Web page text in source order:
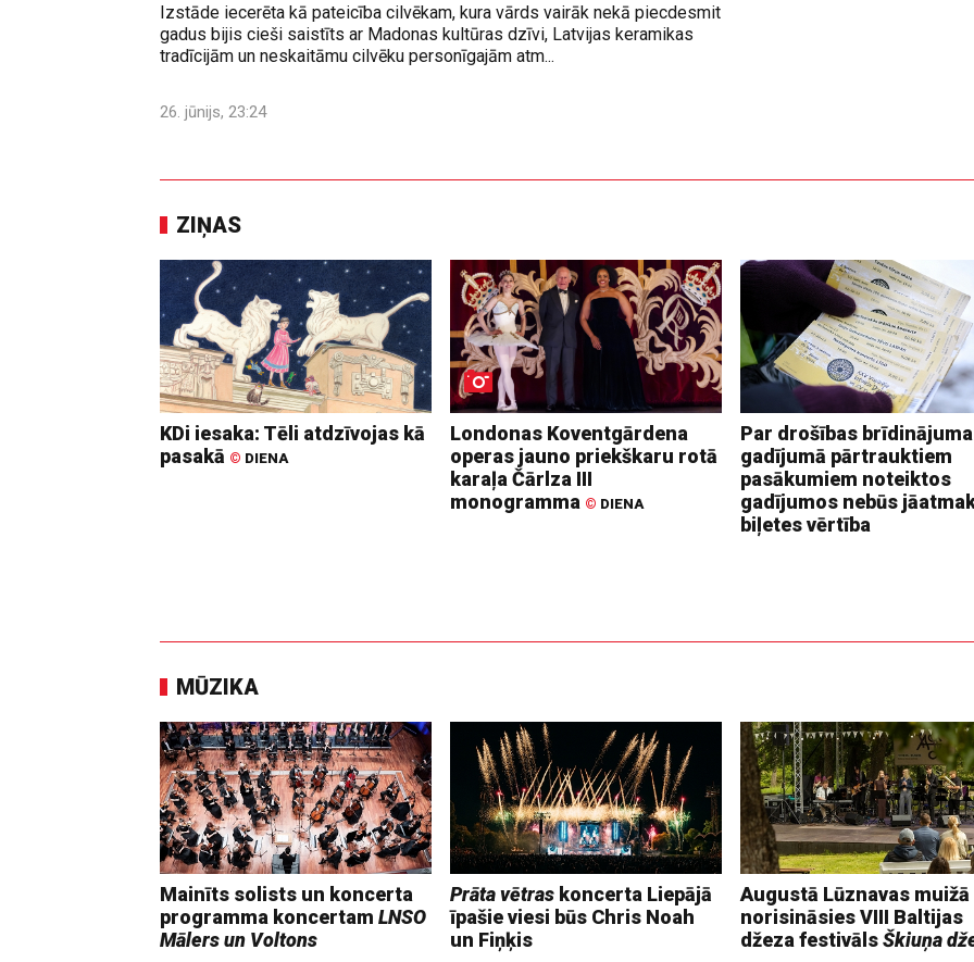
Izstāde iecerēta kā pateicība cilvēkam, kura vārds vairāk nekā piecdesmit
gadus bijis cieši saistīts ar Madonas kultūras dzīvi, Latvijas keramikas
tradīcijām un neskaitāmu cilvēku personīgajām atm...
26. jūnijs, 23:24
ZIŅAS
KDi iesaka: Tēli atdzīvojas kā
pasakā © DIENA
Londonas Koventgārdena
operas jauno priekškaru rotā
karaļa Čārlza III
monogramma © DIENA
Par drošības brīdinājuma
gadījumā pārtrauktiem
pasākumiem noteiktos
gadījumos nebūs
biļetes vērtība
MŪZIKA
Mainīts solists un koncerta
programma koncertam LNSO
Mālers un Voltons
Prāta vētraskoncerta Liepājā
īpašie viesi būs Chris Noah
un Fiņķis
Augustā Lūznavas muižā
norisināsies VIII Baltijas
džeza festivālsŠkiuņa